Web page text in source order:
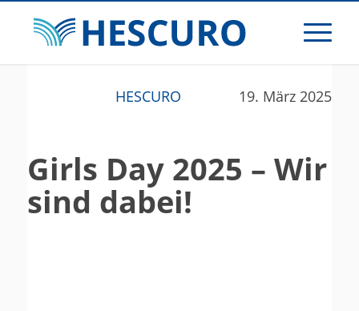
HESCURO 19. März 2025
Girls Day 2025 – Wir
sind dabei!